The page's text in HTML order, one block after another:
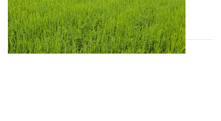
d’orges disponibles en 2026...
20 AVR. 2026